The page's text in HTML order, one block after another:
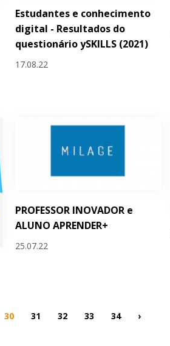
Estudantes e conhecimento
digital - Resultados do
questionário ySKILLS (2021)
17.08.22
PROFESSOR INOVADOR e
ALUNO APRENDER+
25.07.22
30 31 32 33 34 ›